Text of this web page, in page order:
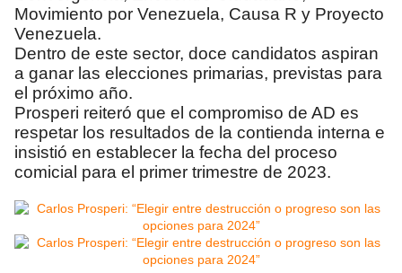
Movimiento por Venezuela, Causa R y Proyecto
Venezuela.
Dentro de este sector, doce candidatos aspiran
a ganar las elecciones primarias, previstas para
el próximo año.
Prosperi reiteró que el compromiso de AD es
respetar los resultados de la contienda interna e
insistió en establecer la fecha del proceso
comicial para el primer trimestre de 2023.